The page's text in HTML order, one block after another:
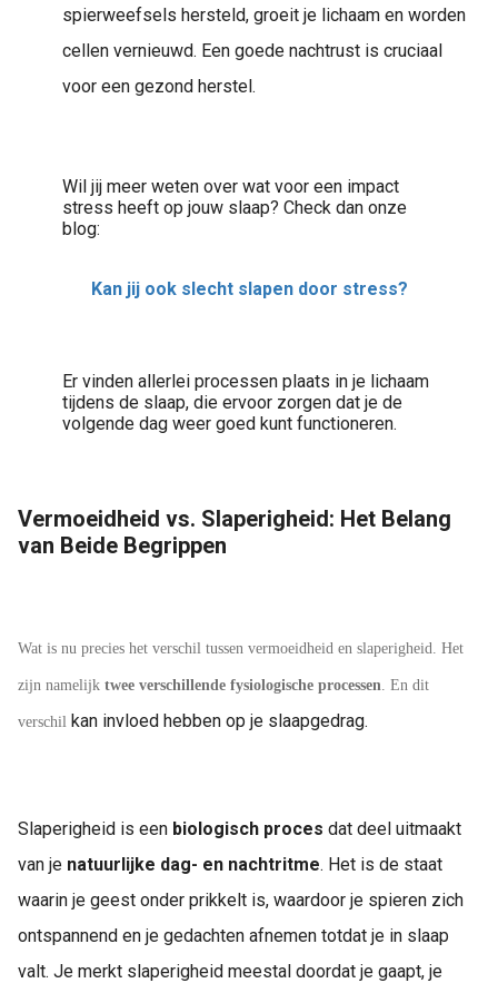
spierweefsels hersteld, groeit je lichaam en worden
cellen vernieuwd. Een goede nachtrust is cruciaal
voor een gezond herstel.
Wil jij meer weten over wat voor een impact
stress heeft op jouw slaap? Check dan onze
blog:
Kan jij ook slecht slapen door stress?
Er vinden allerlei processen plaats in je lichaam
tijdens de slaap, die ervoor zorgen dat je de
volgende dag weer goed kunt functioneren.
Vermoeidheid vs. Slaperigheid: Het Belang
van Beide Begrippen
Wat is nu precies het verschil tussen vermoeidheid en slaperigheid. Het
zijn namelijk twee verschillende fysiologische processen. En dit
verschil kan invloed hebben op je slaapgedrag.
Slaperigheid is een biologisch proces dat deel uitmaakt
van je natuurlijke dag- en nachtritme. Het is de staat
waarin je geest onder prikkelt is, waardoor je spieren zich
ontspannend en je gedachten afnemen totdat je in slaap
valt. Je merkt slaperigheid meestal doordat je gaapt, je